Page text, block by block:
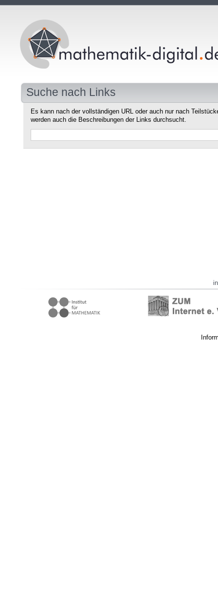
Suche nach Links
Es kann nach der vollständigen URL oder auch nur nach
werden auch die Beschreibungen der Links durchsucht.